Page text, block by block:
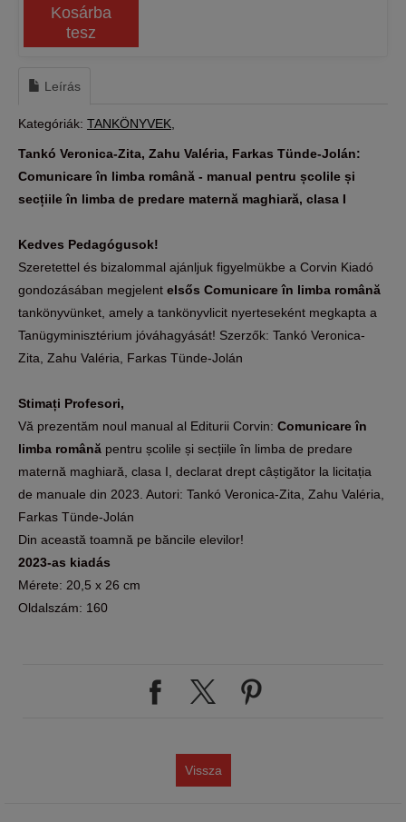
Kosárba
tesz
Leírás
Kategóriák: TANKÖNYVEK
Tankó Veronica-Zita, Zahu Valéria, Farkas Tünde-Jolán:
Comunicare în limba română - manual pentru școlile și
secțiile în limba de predare maternă maghiară, clasa I
Kedves Pedagógusok!
Szeretettel és bizalommal ajánljuk figyelmükbe a Corvin Kiadó
gondozásában megjelent elsős Comunicare în limba română
tankönyvünket, amely a tankönyvlicit nyerteseként megkapta a
Tanügyminisztérium jóváhagyását! Szerzők: Tankó Veronica-
Zita, Zahu Valéria, Farkas Tünde-Jolán
Stimați Profesori,
Vă prezentăm noul manual al Editurii Corvin: Comunicare în
limba română pentru școlile și secțiile în limba de predare
maternă maghiară, clasa I, declarat drept câștigător la licitația
de manuale din 2023. Autori: Tankó Veronica-Zita, Zahu Valéria,
Farkas Tünde-Jolán
Din această toamnă pe băncile elevilor!
2023-as kiadás
Mérete: 20,5 x 26 cm
Oldalszám: 160
Vissza